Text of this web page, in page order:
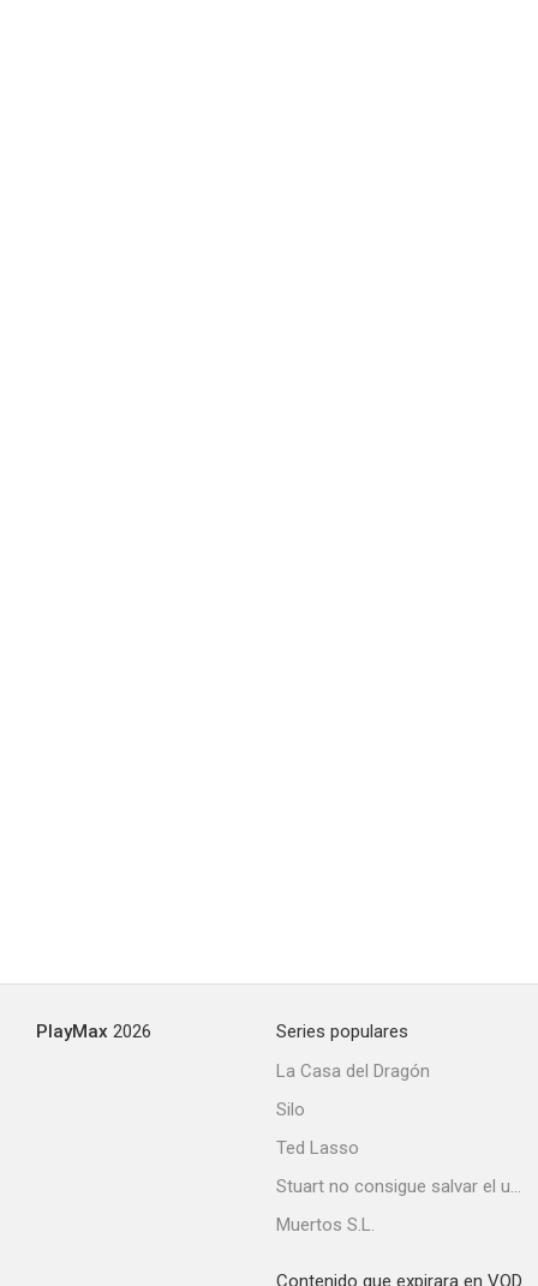
PlayMax 2026
Series populares
La Casa del Dragón
Silo
Ted Lasso
Stuart no consigue salvar el universo
Muertos S.L.
Contenido que expirara en VOD